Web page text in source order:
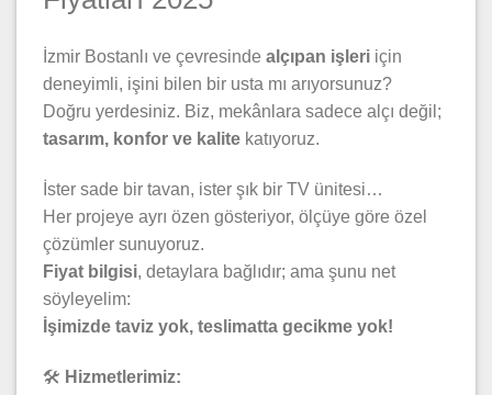
İzmir Bostanlı ve çevresinde alçıpan işleri için
deneyimli, işini bilen bir usta mı arıyorsunuz?
Doğru yerdesiniz. Biz, mekânlara sadece alçı değil;
tasarım, konfor ve kalite katıyoruz.
İster sade bir tavan, ister şık bir TV ünitesi…
Her projeye ayrı özen gösteriyor, ölçüye göre özel
çözümler sunuyoruz.
Fiyat bilgisi, detaylara bağlıdır; ama şunu net
söyleyelim:
İşimizde taviz yok, teslimatta gecikme yok!
🛠️ Hizmetlerimiz: